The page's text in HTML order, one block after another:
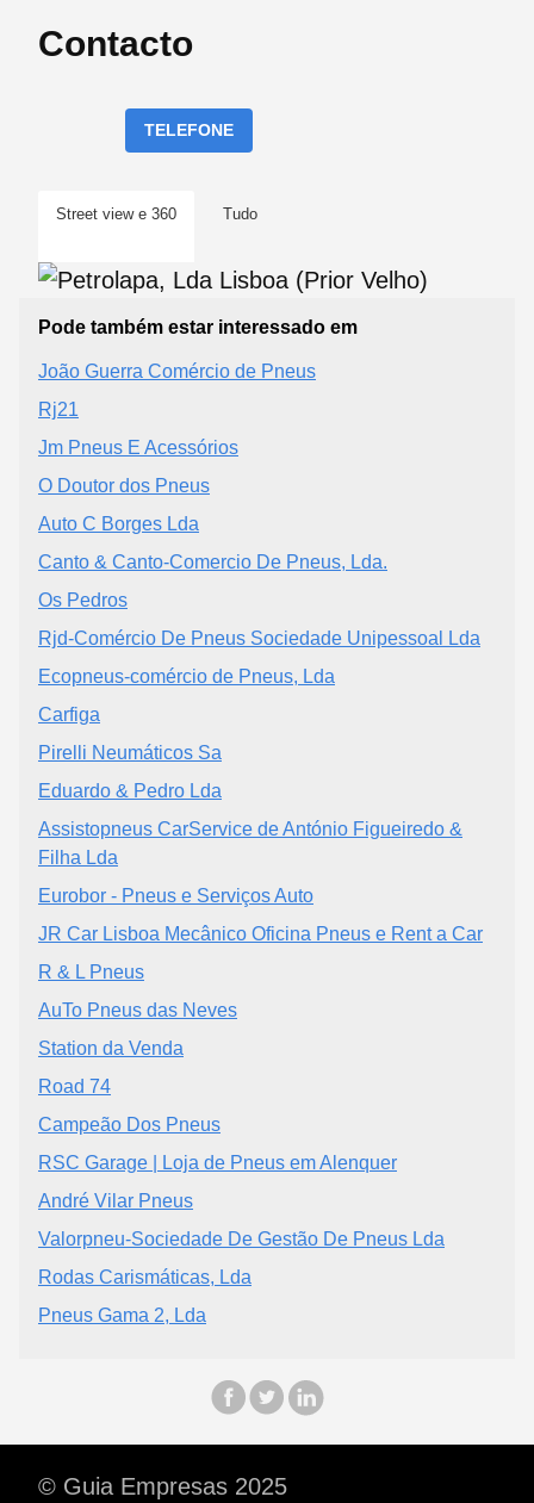
Contacto
TELEFONE
Street view e 360 Tudo
Pode também estar interessado em
João Guerra Comércio de Pneus
Rj21
Jm Pneus E Acessórios
O Doutor dos Pneus
Auto C Borges Lda
Canto & Canto-Comercio De Pneus, Lda.
Os Pedros
Rjd-Comércio De Pneus Sociedade Unipessoal Lda
Ecopneus-comércio de Pneus, Lda
Carfiga
Pirelli Neumáticos Sa
Eduardo & Pedro Lda
Assistopneus CarService de António Figueiredo &
Filha Lda
Eurobor - Pneus e Serviços Auto
JR Car Lisboa Mecânico Oficina Pneus e Rent a Car
R & L Pneus
AuTo Pneus das Neves
Station da Venda
Road 74
Campeão Dos Pneus
RSC Garage | Loja de Pneus em Alenquer
André Vilar Pneus
Valorpneu-Sociedade De Gestão De Pneus Lda
Rodas Carismáticas, Lda
Pneus Gama 2, Lda
© Guia Empresas 2025